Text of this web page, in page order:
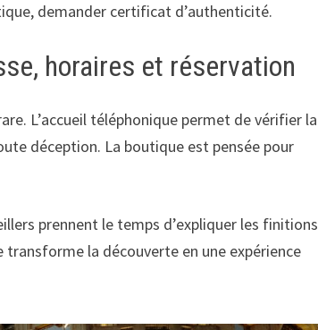
demander certificat d’authenticité.
horaires et réservation
L’accueil téléphonique permet de vérifier la
déception. La boutique est pensée pour
prennent le temps d’expliquer les finitions
la découverte en une expérience